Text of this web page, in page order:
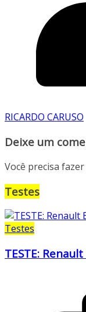
RICARDO CARUSO
Deixe um
Você precisa
Testes
Testes
TESTE: